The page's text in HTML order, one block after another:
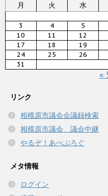
月
火 水
3
4 5
10
11 12
17
18 19
24
25 26
31
«
リンク
相模原市議会会議録検索
相模原市議会 議会中継
やるぞ！あべぶろぐ
メタ情報
ログイン